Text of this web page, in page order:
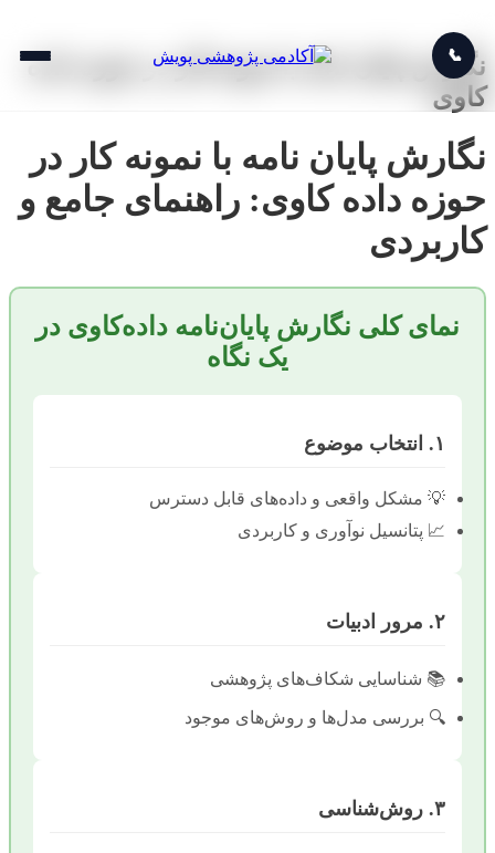
📞
نگارش پایان نامه با نمونه کار در حوزه داده
کاوی
نگارش پایان نامه با نمونه کار در
حوزه داده کاوی: راهنمای جامع و
کاربردی
نمای کلی نگارش پایان‌نامه داده‌کاوی در
یک نگاه
۱. انتخاب موضوع
💡 مشکل واقعی و داده‌های قابل دسترس
📈 پتانسیل نوآوری و کاربردی
۲. مرور ادبیات
📚 شناسایی شکاف‌های پژوهشی
🔍 بررسی مدل‌ها و روش‌های موجود
۳. روش‌شناسی